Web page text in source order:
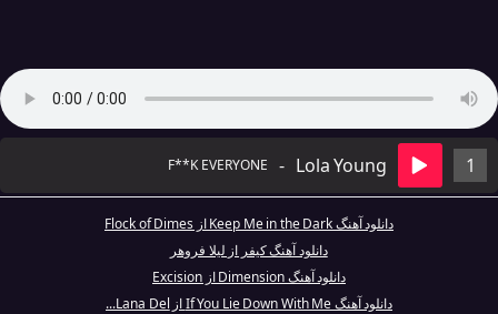
1
Lola Young
-
F**K EVERYONE
دانلود آهنگ Keep Me in the Dark از Flock of Dimes
دانلود آهنگ کیفر از لیلا فروهر
دانلود آهنگ Dimension از Excision
دانلود آهنگ If You Lie Down With Me از Lana Del...